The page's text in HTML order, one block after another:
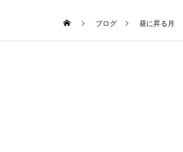
ブログ 昼に昇る月